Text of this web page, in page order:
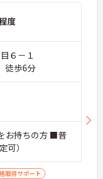
度
６－１
徒歩6分
お持ちの方 ■普
可）
取得サポート